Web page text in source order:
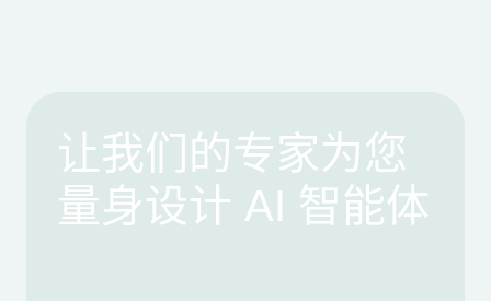
让我们的专家为您
量身设计 AI 智能体